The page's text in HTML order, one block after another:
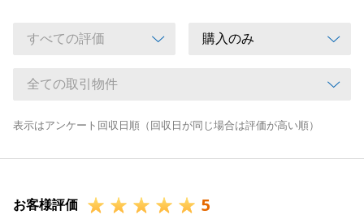
表示はアンケート回収日順（回収日が同じ場合は評価が高い順）
お客様評価 5